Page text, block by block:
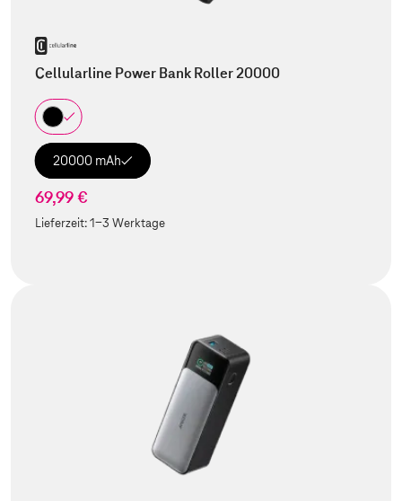
Cellularline Power Bank Roller 20000
20000 mAh
69,99 €
Lieferzeit:1-3 Werktage